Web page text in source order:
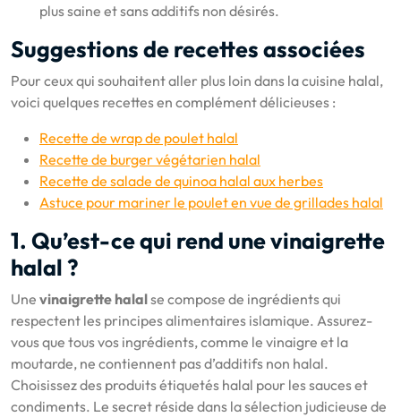
plus saine et sans additifs non désirés.
Suggestions de recettes associées
Pour ceux qui souhaitent aller plus loin dans la cuisine halal,
voici quelques recettes en complément délicieuses :
Recette de wrap de poulet halal
Recette de burger végétarien halal
Recette de salade de quinoa halal aux herbes
Astuce pour mariner le poulet en vue de grillades halal
1. Qu’est-ce qui rend une vinaigrette
halal ?
Une vinaigrette halalse compose de ingrédients qui
respectent les principes alimentaires islamique. Assurez-
vous que tous vos ingrédients, comme le vinaigre et la
moutarde, ne contiennent pas d’additifs non halal.
Choisissez des produits étiquetés halal pour les sauces et
condiments. Le secret réside dans la sélection judicieuse de